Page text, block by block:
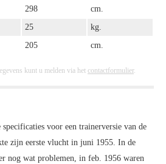
298
cm.
25
kg.
205 cm.
kunt u melden via het contactformulier.
voor een trainerversie van de
zijn eerste vlucht in juni 1955. In de
nog wat problemen, in feb. 1956 waren